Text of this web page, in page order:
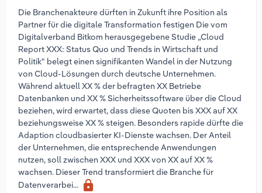
Die Branchenakteure dürften in Zukunft ihre Position als
Partner für die digitale Transformation festigen Die vom
Digitalverband Bitkom herausgegebene Studie „Cloud
Report XXX: Status Quo und Trends in Wirtschaft und
Politik" belegt einen signifikanten Wandel in der Nutzung
von Cloud-Lösungen durch deutsche Unternehmen.
Während aktuell XX % der befragten XX Betriebe
Datenbanken und XX % Sicherheitssoftware über die Cloud
beziehen, wird erwartet, dass diese Quoten bis XXX auf XX
beziehungsweise XX % steigen. Besonders rapide dürfte die
Adaption cloudbasierter KI-Dienste wachsen. Der Anteil
der Unternehmen, die entsprechende Anwendungen
nutzen, soll zwischen XXX und XXX von XX auf XX %
wachsen. Dieser Trend transformiert die Branche für
Datenverarbei... lock